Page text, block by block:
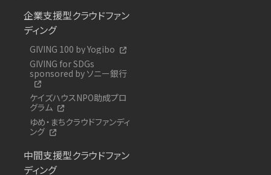
企業支援型クラウドファン
ディング
GIVING 100 by Yogibo
GIVING for SDGs
sponsored by ソニー銀行
ケイズハウスNPO助成プロ
グラム
ゆめ・まちクラウドファンディ
ング
中間支援型クラウドファン
ディング